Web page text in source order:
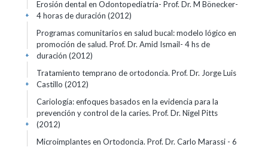
Erosión dental en Odontopediatría- Prof. Dr. M Bönecker-
4 horas de duración (2012)
+
Programas comunitarios en salud bucal: modelo lógico en
promoción de salud. Prof. Dr. Amid Ismail- 4 hs de
duración (2012)
+
Tratamiento temprano de ortodoncia. Prof. Dr. Jorge Luis
Castillo (2012)
+
Cariología: enfoques basados en la evidencia para la
prevención y control de la caries. Prof. Dr. Nigel Pitts
(2012)
+
Microimplantes en Ortodoncia. Prof. Dr. Carlo Marassi - 6